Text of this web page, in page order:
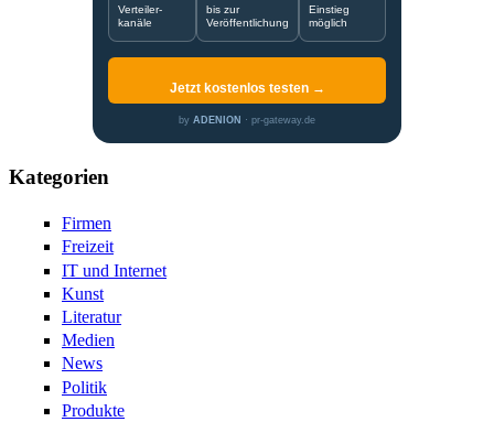
Verteiler-
kanäle
bis zur
Veröffentlichung
Einstieg
möglich
Jetzt kostenlos testen →
by ADENION · pr-gateway.de
Kategorien
Firmen
Freizeit
IT und Internet
Kunst
Literatur
Medien
News
Politik
Produkte